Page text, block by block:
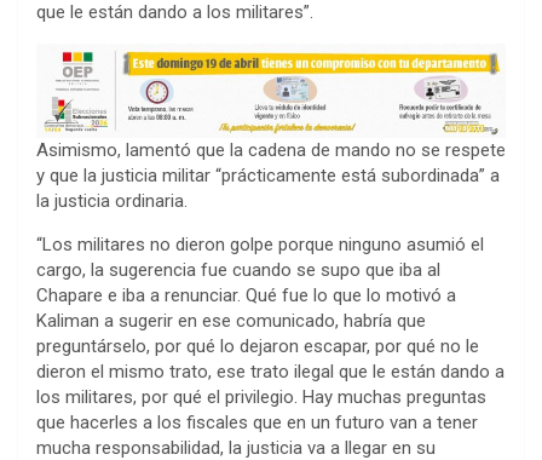
que le están dando a los militares”.
Asimismo, lamentó que la cadena de mando no se respete
y que la justicia militar “prácticamente está subordinada” a
la justicia ordinaria.
“Los militares no dieron golpe porque ninguno asumió el
cargo, la sugerencia fue cuando se supo que iba al
Chapare e iba a renunciar. Qué fue lo que lo motivó a
Kaliman a sugerir en ese comunicado, habría que
preguntárselo, por qué lo dejaron escapar, por qué no le
dieron el mismo trato, ese trato ilegal que le están dando a
los militares, por qué el privilegio. Hay muchas preguntas
que hacerles a los fiscales que en un futuro van a tener
mucha responsabilidad, la justicia va a llegar en su